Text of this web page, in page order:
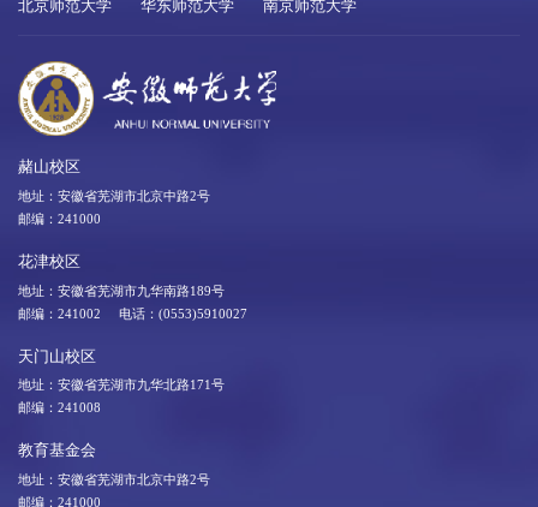
北京师范大学
华东师范大学 南京师范大学
赭山校区
地址：安徽省芜湖市北京中路2号
邮编：241000
花津校区
地址：安徽省芜湖市九华南路189号
邮编：241002 电话：(0553)5910027
天门山校区
地址：安徽省芜湖市九华北路171号
邮编：241008
教育基金会
地址：安徽省芜湖市北京中路2号
邮编：241000